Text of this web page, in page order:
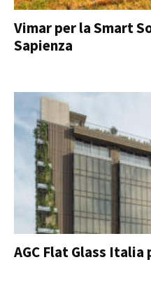
Vimar per la Smart
Sapienza
AGC Flat Glass